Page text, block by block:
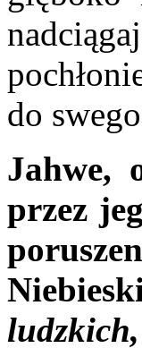
do
Jahwe,
przez
ludzkich,